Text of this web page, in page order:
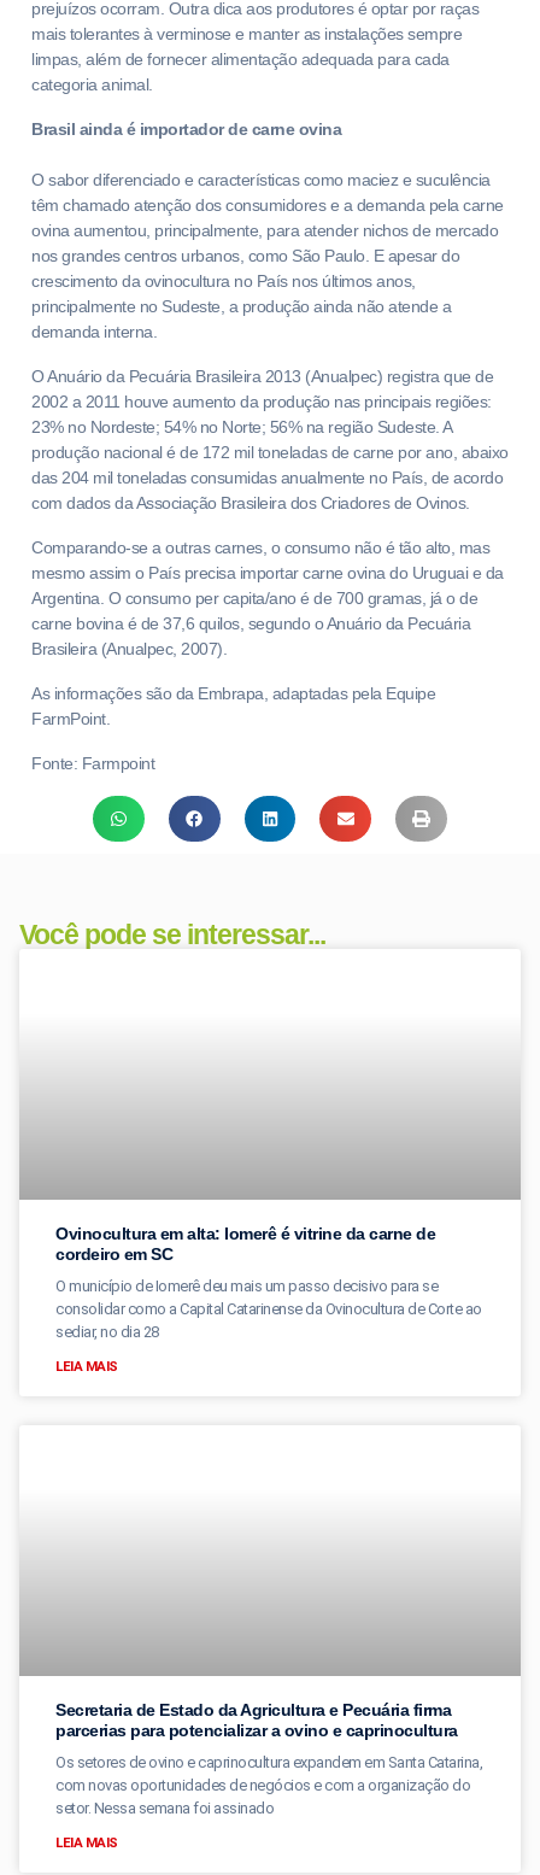
prejuízos ocorram. Outra dica aos produtores é optar por raças
mais tolerantes à verminose e manter as instalações sempre
limpas, além de fornecer alimentação adequada para cada
categoria animal.
Brasil ainda é importador de carne ovina
O sabor diferenciado e características como maciez e suculência
têm chamado atenção dos consumidores e a demanda pela carne
ovina aumentou, principalmente, para atender nichos de mercado
nos grandes centros urbanos, como São Paulo. E apesar do
crescimento da ovinocultura no País nos últimos anos,
principalmente no Sudeste, a produção ainda não atende a
demanda interna.
O Anuário da Pecuária Brasileira 2013 (Anualpec) registra que de
2002 a 2011 houve aumento da produção nas principais regiões:
23% no Nordeste; 54% no Norte; 56% na região Sudeste. A
produção nacional é de 172 mil toneladas de carne por ano, abaixo
das 204 mil toneladas consumidas anualmente no País, de acordo
com dados da Associação Brasileira dos Criadores de Ovinos.
Comparando-se a outras carnes, o consumo não é tão alto, mas
mesmo assim o País precisa importar carne ovina do Uruguai e da
Argentina. O consumo per capita/ano é de 700 gramas, já o de
carne bovina é de 37,6 quilos, segundo o Anuário da Pecuária
Brasileira (Anualpec, 2007).
As informações são da Embrapa, adaptadas pela Equipe
FarmPoint.
Fonte: Farmpoint
Você pode se interessar...
Ovinocultura em alta: Iomerê é vitrine da carne de
cordeiro em SC
O município de Iomerê deu mais um passo decisivo para se
consolidar como a Capital Catarinense da Ovinocultura de Corte ao
sediar, no dia 28
LEIA MAIS
Secretaria de Estado da Agricultura e Pecuária firma
parcerias para potencializar a ovino e caprinocultura
Os setores de ovino e caprinocultura expandem em Santa Catarina,
com novas oportunidades de negócios e com a organização do
setor. Nessa semana foi assinado
LEIA MAIS